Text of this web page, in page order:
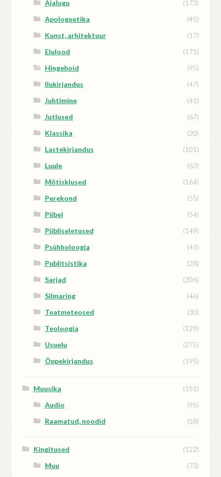
Ajalugu
(173)
Apologeetika
(45)
Kunst, arhitektuur
(17)
Elulood
(171)
Hingehoid
(95)
Ilukirjandus
(47)
Juhtimine
(41)
Jutlused
(67)
Klassika
(20)
Lastekirjandus
(101)
Luule
(63)
Mõtisklused
(164)
Perekond
(55)
Piibel
(54)
Piibliseletused
(149)
Psühholoogia
(43)
Publitsistika
(28)
Sarjad
(206)
Silmaring
(46)
Teatmeteosed
(30)
Teoloogia
(129)
Usuelu
(275)
Õppekirjandus
(195)
Muusika
(151)
Audio
(95)
Raamatud, noodid
(58)
Kingitused
(122)
Muu
(73)